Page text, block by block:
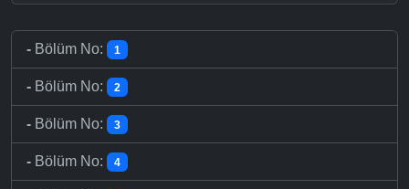
- Bölüm No: 1
- Bölüm No: 2
- Bölüm No: 3
- Bölüm No: 4